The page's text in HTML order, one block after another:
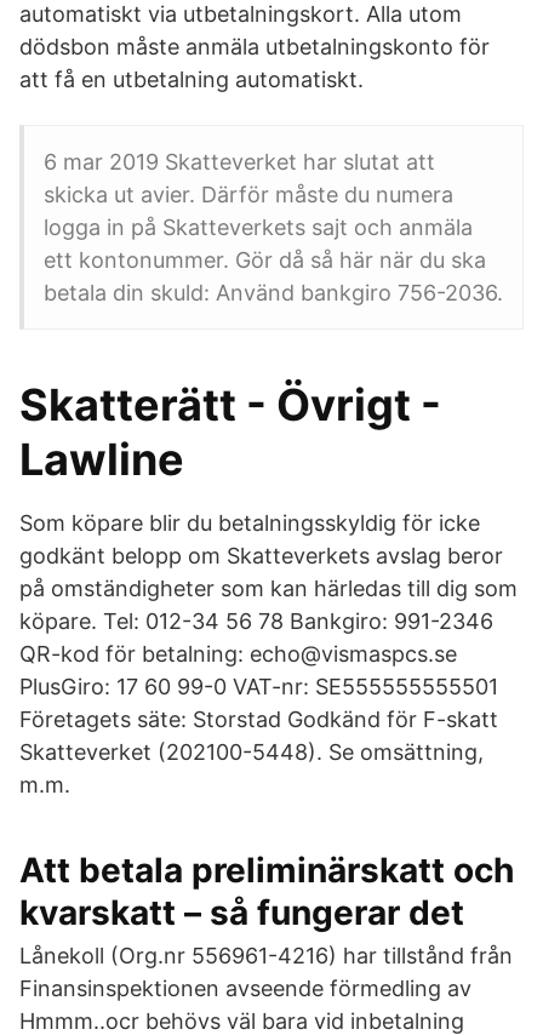
automatiskt via utbetalningskort. Alla utom
dödsbon måste anmäla utbetalningskonto för
att få en utbetalning automatiskt.
6 mar 2019 Skatteverket har slutat att
skicka ut avier. Därför måste du numera
logga in på Skatteverkets sajt och anmäla
ett kontonummer. Gör då så här när du ska
betala din skuld: Använd bankgiro 756-2036.
Skatterätt - Övrigt -
Lawline
Som köpare blir du betalningsskyldig för icke
godkänt belopp om Skatteverkets avslag beror
på omständigheter som kan härledas till dig som
köpare. Tel: 012-34 56 78 Bankgiro: 991-2346
QR-kod för betalning: echo@vismaspcs.se
PlusGiro: 17 60 99-0 VAT-nr: SE555555555501
Företagets säte: Storstad Godkänd för F-skatt
Skatteverket (202100-5448). Se omsättning,
m.m.
Att betala preliminärskatt och
kvarskatt – så fungerar det
Lånekoll (Org.nr 556961-4216) har tillstånd från
Finansinspektionen avseende förmedling av
Hmmm..ocr behövs väl bara vid inbetalning